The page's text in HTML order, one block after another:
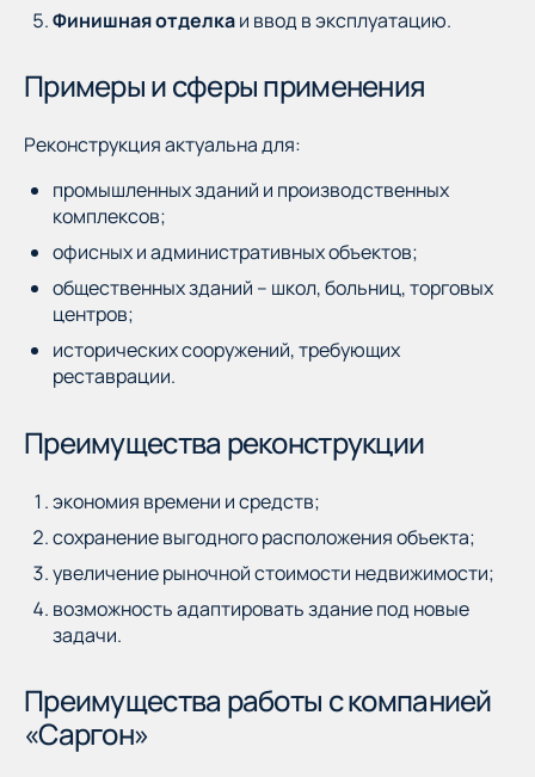
Финишная отделкаи ввод в эксплуатацию.
Примеры и сферы применения
Реконструкция актуальна для:
промышленных зданий и производственных
комплексов;
офисных и административных объектов;
общественных зданий – школ, больниц, торговых
центров;
исторических сооружений, требующих
реставрации.
Преимущества реконструкции
экономия времени и средств;
сохранение выгодного расположения объекта;
увеличение рыночной стоимости недвижимости;
возможность адаптировать здание под новые
задачи.
Преимущества работы с компанией
«Саргон»